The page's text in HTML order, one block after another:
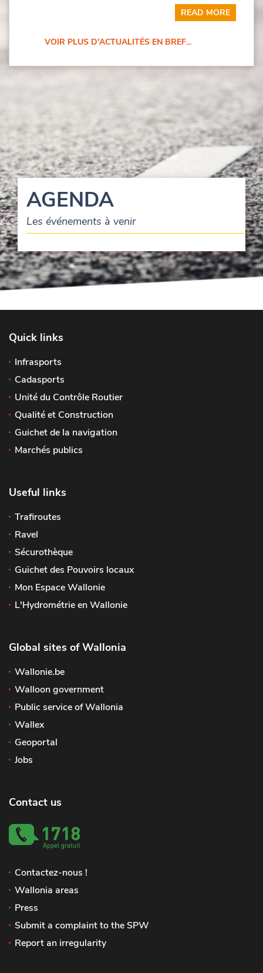
READ MORE
VOIR PLUS D'ACTUALITÉS EN BREF...
AGENDA
Les événements à venir
Quick links
Infrasports
Cadasports
Unité du Contrôle Routier
Qualité et Construction
Guichet de la navigation
Marchés publics
Useful links
Trafiroutes
Ravel
Sécurothèque
Guichet des Pouvoirs locaux
Mon Espace Wallonie
L'Hydrométrie en Wallonie
Global sites of Wallonia
Wallonie.be
Walloon government
Public service of Wallonia
Wallex
Geoportal
Jobs
Contact us
Contactez-nous !
Wallonia areas
Press
Submit a complaint to the SPW
Report an irregularity